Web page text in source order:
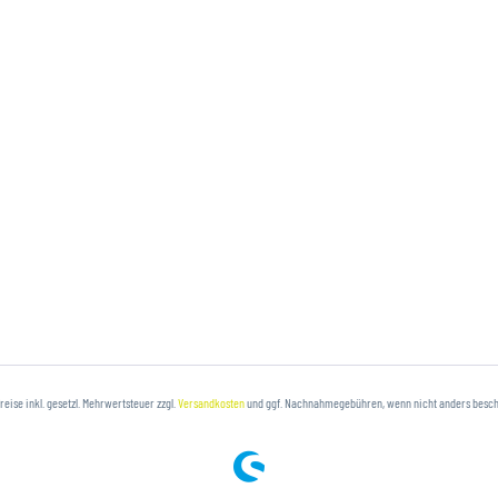
inkl. gesetzl. Mehrwertsteuer zzgl. Versandkostenund ggf. Nachnahmegebühren, wenn nicht anders